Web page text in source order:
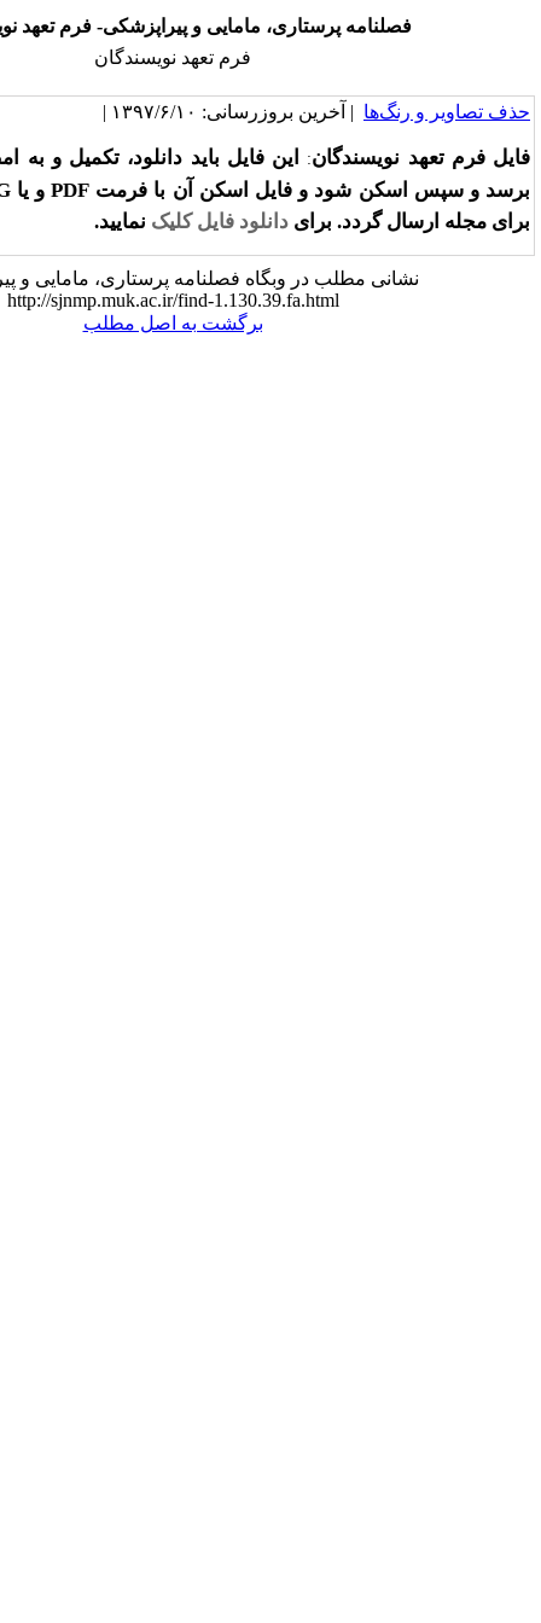
پرستاری، مامایی و پیراپزشکی- فرم تعهد نویسندگان
بروزرسانی: ۱۳۹۷/۶/۱۰ |
:
این فایل باید دانلود، تکمیل و به امضای نویسندگان مقاله
و فایل اسکن آن با فرمت PDF و یا JPG بهمراه فایل مقاله
برای دانلود فایل کلیک نمایید .
در وبگاه فصلنامه پرستاری، مامایی و پیراپزشکی:
http://sjnmp.muk.ac.ir/find-1.130.39.fa.html